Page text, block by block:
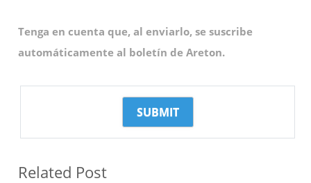
Tenga en cuenta que, al enviarlo, se suscribe
automáticamente al boletín de Areton.
Related Post